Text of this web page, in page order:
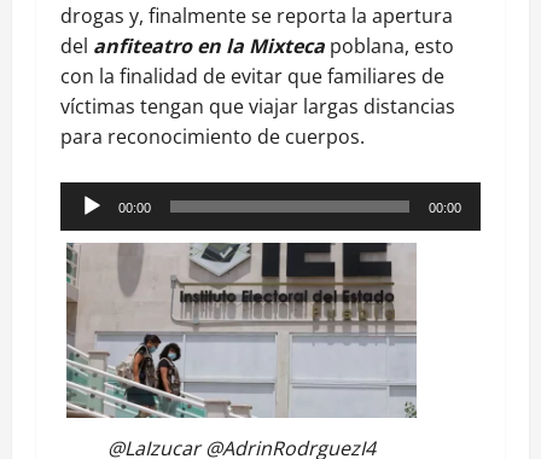
drogas y, finalmente se reporta la apertura
del anfiteatro en la Mixteca poblana, esto
con la finalidad de evitar que familiares de
víctimas tengan que viajar largas distancias
para reconocimiento de cuerpos.
Reproductor
de
audio
00:00 00:00
@LaIzucar @AdrinRodrguezI4